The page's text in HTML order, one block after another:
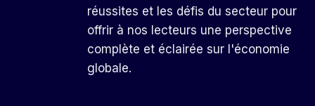
réussites et les défis du secteur pour
offrir à nos lecteurs une perspective
complète et éclairée sur l'économie
globale.